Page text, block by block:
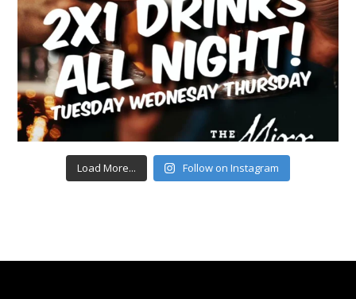
Load More... Follow on Instagram